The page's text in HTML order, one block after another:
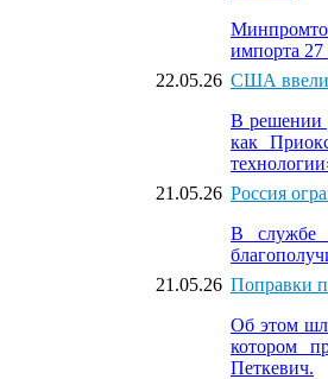
импорта 27
22.05.26 США ввели
В решении
как
21.05.26 Россия
В службе
21.05.26 Поправки
Об этом
котором
Петкевич.